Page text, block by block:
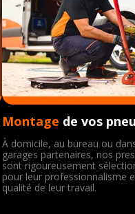
Montage de vos
À domicile, au bureau ou
garages partenaires, nos
sont rigoureusement
pour leur professionnalisme
qualité de leur travail.